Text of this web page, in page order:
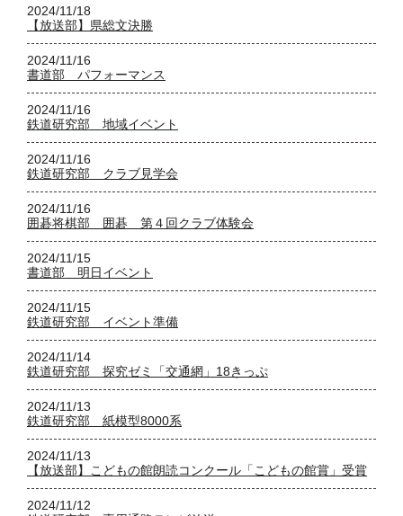
2024/11/18
【放送部】県総文決勝
2024/11/16
書道部 パフォーマンス
2024/11/16
鉄道研究部 地域イベント
2024/11/16
鉄道研究部 クラブ見学会
2024/11/16
囲碁将棋部 囲碁 第４回クラブ体験会
2024/11/15
書道部 明日イベント
2024/11/15
鉄道研究部 イベント準備
2024/11/14
鉄道研究部 探究ゼミ「交通網」18きっぷ
2024/11/13
鉄道研究部 紙模型8000系
2024/11/13
【放送部】こどもの館朗読コンクール「こどもの館賞」受賞
2024/11/12